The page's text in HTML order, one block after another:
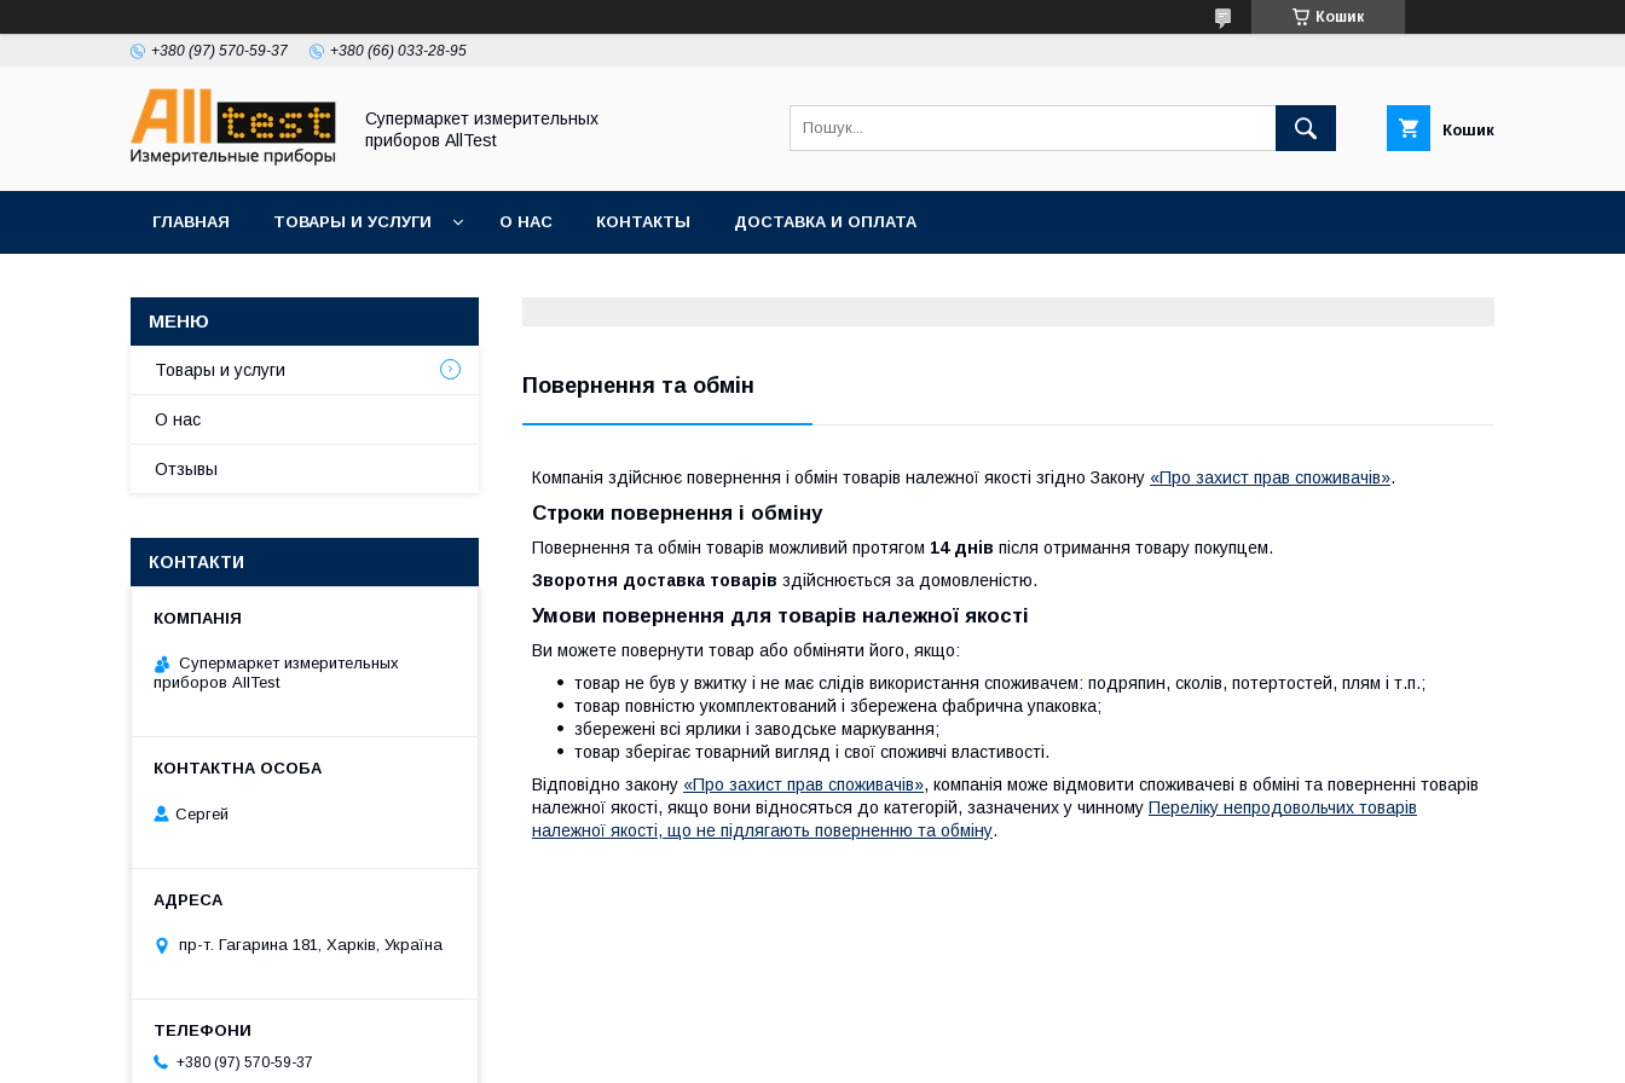
Кошик
+380 (97) 570-59-37 +380 (66) 033-28-95
Супермаркет измерительных
приборов AllTest
Кошик
ГЛАВНАЯ ТОВАРЫ И УСЛУГИ О НАС КОНТАКТЫ ДОСТАВКА И ОПЛАТА
Повернення та обмін
Компанія здійснює повернення і обмін товарів належної якості згідно Закону «Про захист прав споживачів».
Строки повернення і обміну
Повернення та обмін товарів можливий протягом 14 днів після отримання товару покупцем.
Зворотня доставка товарів здійснюється за домовленістю.
Умови повернення для товарів належної якості
Ви можете повернути товар або обміняти його, якщо:
товар не був у вжитку і не має слідів використання споживачем: подряпин, сколів, потертостей, плям і т.п.;
товар повністю укомплектований і збережена фабрична упаковка;
збережені всі ярлики і заводське маркування;
товар зберігає товарний вигляд і свої споживчі властивості.
Відповідно закону «Про захист прав споживачів», компанія може відмовити споживачеві в обміні та поверненні товарів
належної якості, якщо вони відносяться до категорій, зазначених у чинному Переліку непродовольчих товарів
належної якості, що не підлягають поверненню та обміну.
Товары и услуги
О нас
Отзывы
КОНТАКТИ
Супермаркет измерительных
приборов AllTest
Сергей
пр-т. Гагарина 181, Харків, Україна
+380 (97) 570-59-37